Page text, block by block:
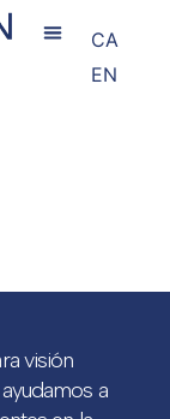
CA
EN
visión
a